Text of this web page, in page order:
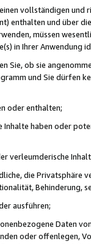
vollständigen
enthalten und über
müssen
in Ihrer Anwendung
Sie, ob sie
und Sie dürfen
oder enthalten;
haben oder
verleumderische
die Privatsphäre
Behinderung,
ausführen;
Daten
oder offenlegen,